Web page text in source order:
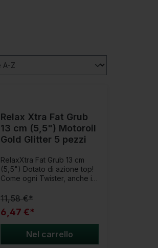
Relax Xtra Fat Grub
13 cm (5,5") Motoroil
Gold Glitter 5 pezzi
RelaxXtra Fat Grub 13 cm
(5,5") Dotato di azione top!
Come ogni Twister, anche il
essere utilizzato
universalmente sia in acque
ferme che correnti.Nei twist
laminati, due colori sono fusi
insieme. Si prega di notare
anche la costruzione un po'
11,58 €*
6,47 €*
Nel carrello